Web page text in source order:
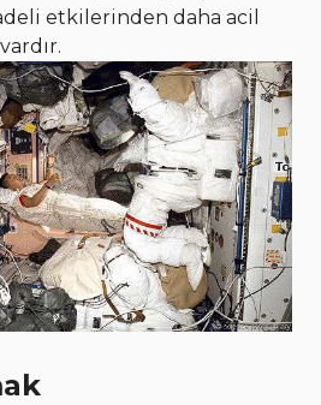
etkilerinden daha acil